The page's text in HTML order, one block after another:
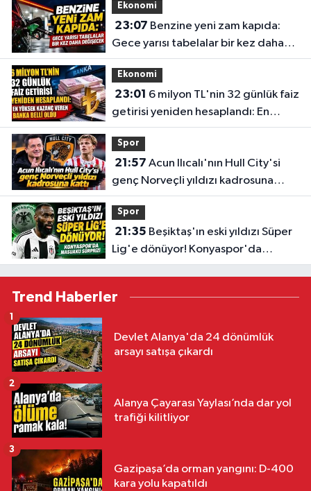
Ekonomi
23:07
Gece yarısı tabelalar bir kez daha
değişecek
Ekonomi
23:01
getirisi yeniden hesaplandı: En
yüksek kazanç veren banka belli
oldu
Spor
21:57
genç Norveçli yıldızı kadrosuna
kattı
Spor
21:35
Lig'e dönüyor! Konyaspor'da
Masuaku sürprizi
Trend Haberler
Devlet Alanya'da 24 dönümlük
arsayı satışa çıkardı
1
Alanya Çayarası Yaylası’nda dar yol
trafiği kilitliyor
2
Gazipaşa’da orman yangını: D-400
kara yolu kapatıldı
3